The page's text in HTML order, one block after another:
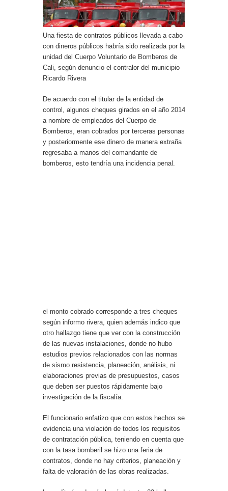
Una fiesta de contratos públicos llevada a cabo
con dineros públicos habría sido realizada por la
unidad del Cuerpo Voluntario de Bomberos de
Cali, según denuncio el contralor del municipio
Ricardo Rivera
De acuerdo con el titular de la entidad de
control, algunos cheques girados en el año 2014
a nombre de empleados del Cuerpo de
Bomberos, eran cobrados por terceras personas
y posteriormente ese dinero de manera extraña
regresaba a manos del comandante de
bomberos, esto tendría una incidencia penal.
el monto cobrado corresponde a tres cheques
según informo rivera, quien además indico que
otro hallazgo tiene que ver con la construcción
de las nuevas instalaciones, donde no hubo
estudios previos relacionados con las normas
de sismo resistencia, planeación, análisis, ni
elaboraciones previas de presupuestos, casos
que deben ser puestos rápidamente bajo
investigación de la fiscalía.
El funcionario enfatizo que con estos hechos se
evidencia una violación de todos los requisitos
de contratación pública, teniendo en cuenta que
con la tasa bomberil se hizo una feria de
contratos, donde no hay criterios, planeación y
falta de valoración de las obras realizadas.